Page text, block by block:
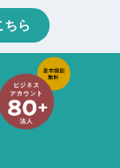
ちら